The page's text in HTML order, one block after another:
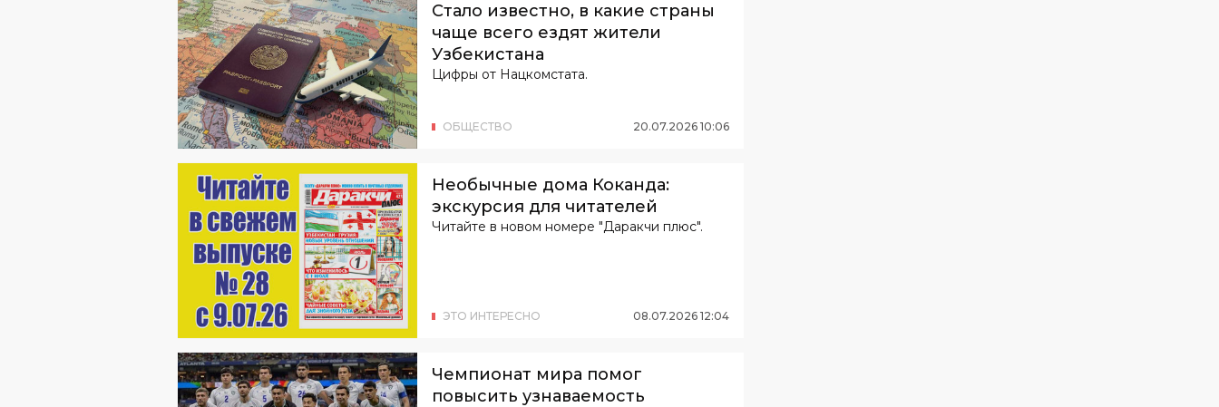
ОБЩЕСТВО 20.07.2026 10:06
Стало известно, в какие страны
чаще всего ездят жители
Узбекистана
Цифры от Нацкомстата.
ЭТО ИНТЕРЕСНО 08.07.2026 12:04
Необычные дома Коканда:
экскурсия для читателей
Читайте в новом номере "Даракчи плюс".
Чемпионат мира помог
повысить узнаваемость